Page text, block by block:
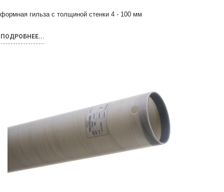
формная гильза с толщиной стенки 4 - 100 мм
ПОДРОБНЕЕ...